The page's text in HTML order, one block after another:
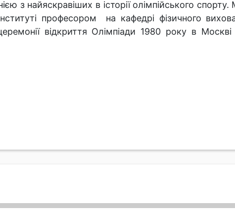
з найяскравіших в історії олімпійського
професором на кафедрі фізичного
відкриття Олімпіади 1980 року в Москві